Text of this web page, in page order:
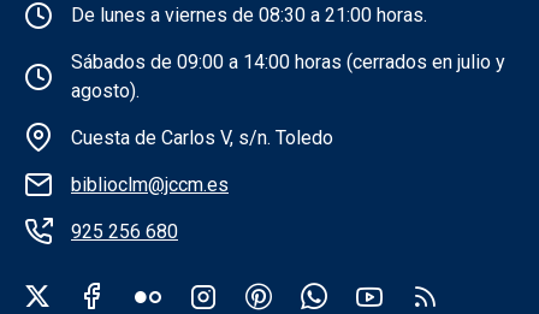
Información de la institución
De lunes a viernes de 08:30 a 21:00 horas.
Sábados de 09:00 a 14:00 horas (cerrados en julio y
agosto).
Cuesta de Carlos V, s/n. Toledo
biblioclm@jccm.es
925 256 680
Redes sociales institución